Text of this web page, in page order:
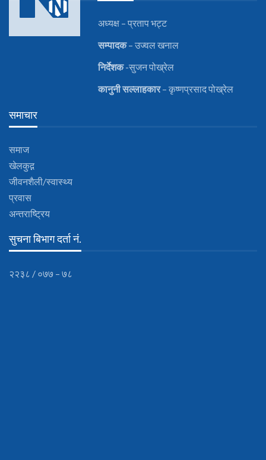
अध्यक्ष – प्रताप भट्ट
सम्पादक– उज्वल खनाल
निर्देशक-सुजन पोख्रेल
कानुनीसल्लाहकार– कृष्णप्रसाद पोख्रेल
समाचार
समाज
खेलकुद़़
जीवनशैली/स्वास्थ्य
प्रवास
अन्तराष्ट्रिय
सुचना बिभाग दर्ता नं.
२२३८ / ०७७ – ७८